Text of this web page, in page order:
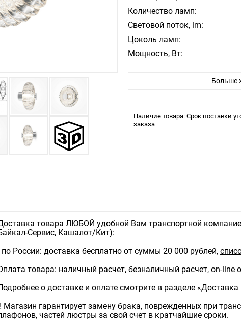
Количество ламп:
Световой поток, lm:
Цоколь ламп:
Мощность, Вт:
Цвет плафона/абажура:
Стиль:
Световой поток, Лм: 50
Больше
Наличие товара: Срок поставки
заказа
товара ЛЮБОЙ удобной Вам транспортной
Сервис, Кашалот/Кит):
по России: доставка бесплатно от суммы 20 000 рублей,
товара: наличный расчет, безналичный расчет, on-line
о доставке и оплате смотрите в разделе «Доставка
Магазин гарантирует замену брака, поврежденных при
частей люстры за свой счет в кратчайшие сроки.